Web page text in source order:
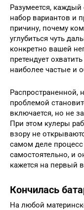
Разумеется,
набор вариантов и
причину, почему
углубиться чуть
конкретно вашей
претендует
наиболее частые и
Распространенной,
проблемой
включается, но не
При этом кулеры
взору не
самом деле
самостоятельно, и
кажется на первый
Кончилась
На любой